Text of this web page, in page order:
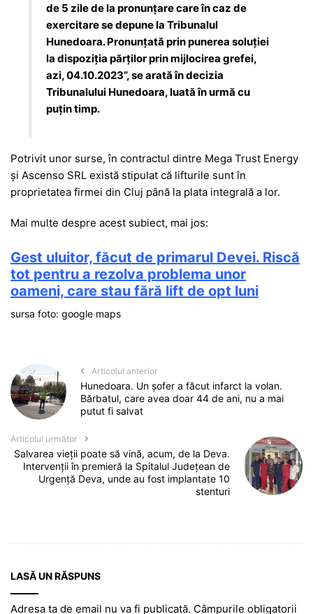
de 5 zile de la pronunţare care în caz de
exercitare se depune la Tribunalul
Hunedoara. Pronunţată prin punerea soluţiei
la dispoziţia părţilor prin mijlocirea grefei,
azi, 04.10.2023”, se arată în decizia
Tribunalului Hunedoara, luată în urmă cu
puțin timp.
Potrivit unor surse, în contractul dintre Mega Trust Energy
și Ascenso SRL există stipulat că lifturile sunt în
proprietatea firmei din Cluj până la plata integrală a lor.
Mai multe despre acest subiect, mai jos:
Gest uluitor, făcut de primarul Devei. Riscă
tot pentru a rezolva problema unor
oameni, care stau fără lift de opt luni
sursa foto: google maps
Articolul anterior
Hunedoara. Un șofer a făcut infarct la volan.
Bărbatul, care avea doar 44 de ani, nu a mai
putut fi salvat
Articolul următor
Salvarea vieții poate să vină, acum, de la Deva.
Intervenții în premieră la Spitalul Județean de
Urgență Deva, unde au fost implantate 10
stenturi
LASĂ UN RĂSPUNS
Adresa ta de email nu va fi publicată. Câmpurile obligatorii